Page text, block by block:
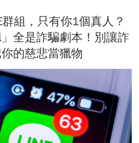
組，只有你1個真人？
」全是詐騙劇本！別讓詐
的慈悲當獵物